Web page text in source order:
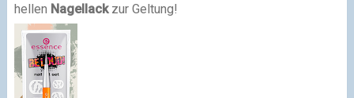
hellen Nagellackzur Geltung!